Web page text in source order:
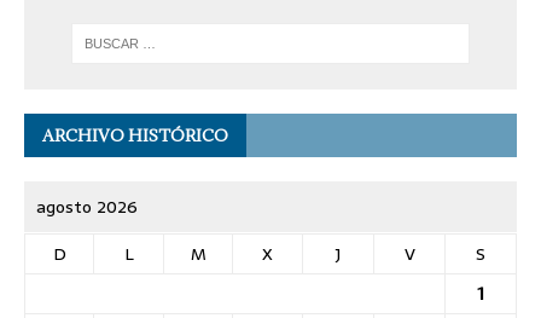
ARCHIVO HISTÓRICO
agosto 2026
D
L M X J V
S
1